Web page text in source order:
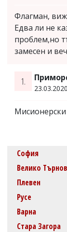
Флагман,
Едва ли не
проблем,но
замесен и
1.
София
Велико
Плевен
Русе
Варна
Стара Загора